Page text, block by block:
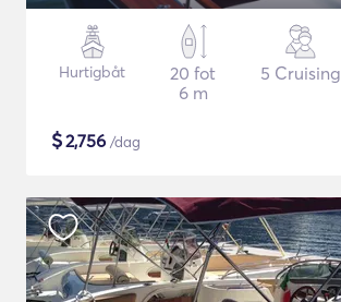
Hurtigbåt
20 fot
6 m
5 Cruising
$2,756 /dag